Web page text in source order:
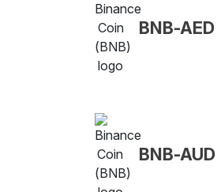
BNB-AED
BNB-AUD